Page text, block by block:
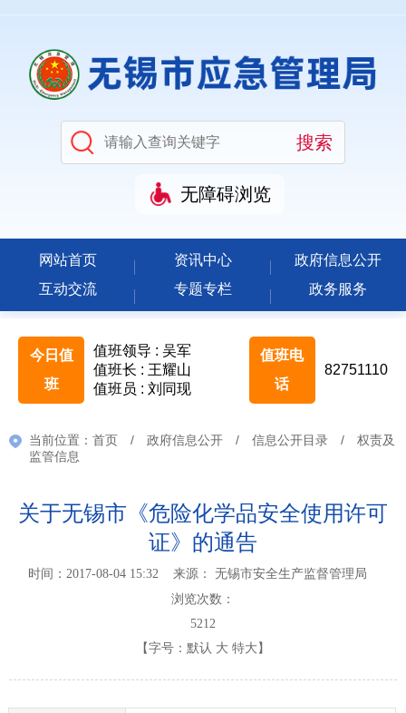
无障碍浏览
网站首页 资讯中心
政府信息公开
互动交流
专题专栏 政务服务
今日值
班
值班领导 : 吴军
值班长 : 王耀山
值班员 : 刘同现
值班电
话
82751110
当前位置： 首页 / 政府信息公开 / 信息公开目录 /
权责及
监管信息
关于无锡市《危险化学品安全使用许可
证》的通告
时间：2017-08-04 15:32 来源： 无锡市安全生产监督管理局
浏览次数：
5212
【字号： 默认 大 特大 】